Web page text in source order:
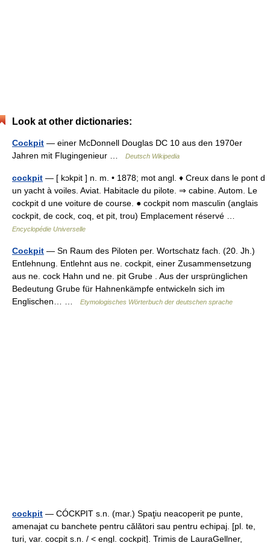
Look at other dictionaries:
Cockpit — einer McDonnell Douglas DC 10 aus den 1970er
Jahren mit Flugingenieur …
Deutsch Wikipedia
cockpit — [ kɔkpit ] n. m. • 1878; mot angl. ♦ Creux dans le pont d
un yacht à voiles. Aviat. Habitacle du pilote. ⇒ cabine. Autom. Le
cockpit d une voiture de course. ● cockpit nom masculin (anglais
cockpit, de cock, coq, et pit, trou) Emplacement réservé …
Encyclopédie Universelle
Cockpit — Sn Raum des Piloten per. Wortschatz fach. (20. Jh.)
Entlehnung. Entlehnt aus ne. cockpit, einer Zusammensetzung
aus ne. cock Hahn und ne. pit Grube . Aus der ursprünglichen
Bedeutung Grube für Hahnenkämpfe entwickeln sich im
Englischen… …
Etymologisches Wörterbuch der deutschen sprache
cockpit — CÓCKPIT s.n. (mar.) Spaţiu neacoperit pe punte,
amenajat cu banchete pentru călători sau pentru echipaj. [pl. te,
turi, var. cocpit s.n. / < engl. cockpit]. Trimis de LauraGellner,